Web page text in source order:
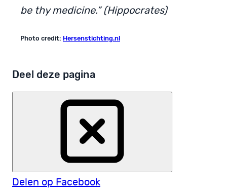
be thy medicine.” (Hippocrates)
Photo credit: Hersenstichting.nl
Deel deze pagina
Delen op Facebook